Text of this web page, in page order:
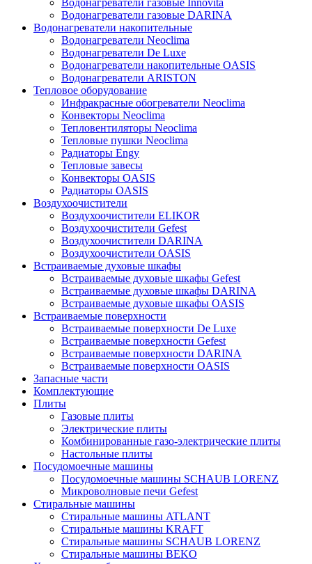
Водонагреватели газовые Innovita
Водонагреватели газовые DARINA
Водонагреватели накопительные
Водонагреватели Neoclima
Водонагреватели De Luxe
Водонагреватели накопительные OASIS
Водонагреватели ARISTON
Тепловое оборудование
Инфракрасные обогреватели Neoclima
Конвекторы Neoclima
Тепловентиляторы Neoclima
Тепловые пушки Neoclima
Радиаторы Engy
Тепловые завесы
Конвекторы OASIS
Радиаторы OASIS
Воздухоочистители
Воздухоочистители ELIKOR
Воздухоочистители Gefest
Воздухоочистители DARINA
Воздухоочистители OASIS
Встраиваемые духовые шкафы
Встраиваемые духовые шкафы Gefest
Встраиваемые духовые шкафы DARINA
Встраиваемые духовые шкафы OASIS
Встраиваемые поверхности
Встраиваемые поверхности De Luxe
Встраиваемые поверхности Gefest
Встраиваемые поверхности DARINA
Встраиваемые поверхности OASIS
Запасные части
Комплектующие
Плиты
Газовые плиты
Электрические плиты
Комбинированные газо-электрические плиты
Настольные плиты
Посудомоечные машины
Посудомоечные машины SCHAUB LORENZ
Микроволновые печи Gefest
Стиральные машины
Стиральные машины ATLANT
Стиральные машины KRAFT
Стиральные машины SCHAUB LORENZ
Стиральные машины BEKO